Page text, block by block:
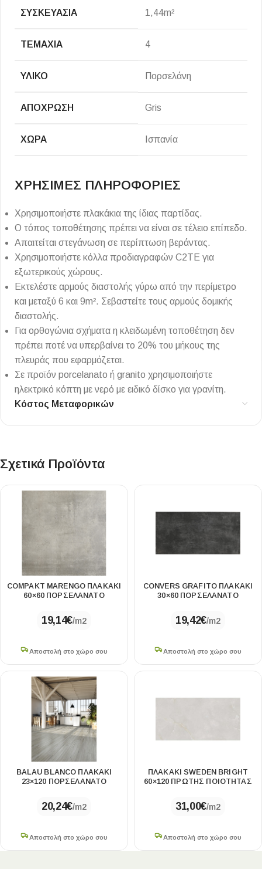
ΣΥΣΚΕΥΑΣΊΑ 1,44m²
ΤΕΜΆΧΙΑ 4
ΥΛΙΚΌ Πορσελάνη
ΑΠΌΧΡΩΣΗ Gris
ΧΏΡΑ Ισπανία
ΧΡΗΣΙΜΕΣ ΠΛΗΡΟΦΟΡΙΕΣ
Χρησιμοποιήστε πλακάκια της ίδιας παρτίδας.
Ο τόπος τοποθέτησης πρέπει να είναι σε τέλειο επίπεδο.
Απαιτείται στεγάνωση σε περίπτωση βεράντας.
Χρησιμοποιήστε κόλλα προδιαγραφών C2TE για
εξωτερικούς χώρους.
Εκτελέστε αρμούς διαστολής γύρω από την περίμετρο
και μεταξύ 6 και 9m². Σεβαστείτε τους αρμούς δομικής
διαστολής.
Για ορθογώνια σχήματα η κλειδωμένη τοποθέτηση δεν
πρέπει ποτέ να υπερβαίνει το 20% του μήκους της
πλευράς που εφαρμόζεται.
Σε προϊόν porcelanato ή granito χρησιμοποιήστε
ηλεκτρικό κόπτη με νερό με ειδικό δίσκο για γρανίτη.
Κόστος Μεταφορικών
Σχετικά Προϊόντα
COMPAKT MARENGO ΠΛΑΚΑΚΙ
60×60 ΠΟΡΣΕΛΑΝATO
19,14€/m2
Αποστολή στο χώρο σου
CONVERS GRAFITO ΠΛΑΚΑΚΙ
30×60 ΠΟΡΣΕΛΑΝΑΤΟ
19,42€/m2
Αποστολή στο χώρο σου
BALAU BLANCO ΠΛΑΚΑΚΙ
23×120 ΠΟΡΣΕΛΑΝΑΤΟ
20,24€/m2
Αποστολή στο χώρο σου
ΠΛΑΚΑΚΙ SWEDEN BRIGHT
60×120 ΠΡΩΤΗΣ ΠΟΙΟΤΗΤΑΣ
31,00€/m2
Αποστολή στο χώρο σου